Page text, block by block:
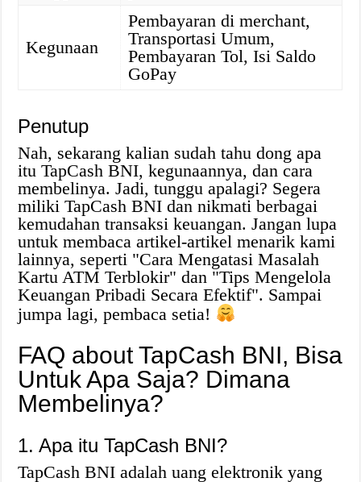
Kegunaan
Pembayaran di merchant,
Transportasi Umum,
Pembayaran Tol, Isi Saldo
GoPay
Penutup
Nah, sekarang kalian sudah tahu dong apa
itu TapCash BNI, kegunaannya, dan cara
membelinya. Jadi, tunggu apalagi? Segera
miliki TapCash BNI dan nikmati berbagai
kemudahan transaksi keuangan. Jangan lupa
untuk membaca artikel-artikel menarik kami
lainnya, seperti "Cara Mengatasi Masalah
Kartu ATM Terblokir" dan "Tips Mengelola
Keuangan Pribadi Secara Efektif". Sampai
jumpa lagi, pembaca setia!
FAQ about TapCash BNI, Bisa
Untuk Apa Saja? Dimana
Membelinya?
1. Apa itu TapCash BNI?
TapCash BNI adalah uang elektronik yang